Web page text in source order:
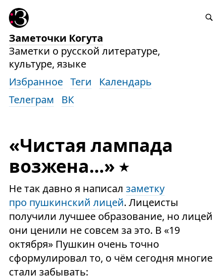
Заметочки Когута
Заметки о русской литературе,
культуре, языке
Избранное Теги
Календарь
Телеграм
ВК
«Чистая лампада
возжена...»
Не так давно я написал заметку
про пушкинский лицей. Лицеисты
получили лучшее образование, но лицей
они ценили не совсем за это. В «19
октября» Пушкин очень точно
сформулировал то, о чём сегодня многие
стали забывать: